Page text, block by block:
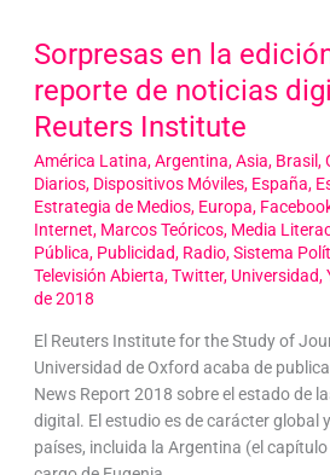
Sorpresas en la
reporte de noticias
Reuters Institute
América Latina,Argentina,Asia, Brasil,
Diarios, Dispositivos Móviles, España,
Estrategia de Medios, Europa,
Internet, Marcos Teóricos, Media
Pública, Publicidad, Radio,Sistema
Televisión Abierta,Twitter, Universidad,
de 2018
El Reuters Institute for the Study of
Universidad de Oxford acaba de
News Report 2018 sobre el estado de
digital. El estudio es de carácter global
países, incluida la Argentina (el